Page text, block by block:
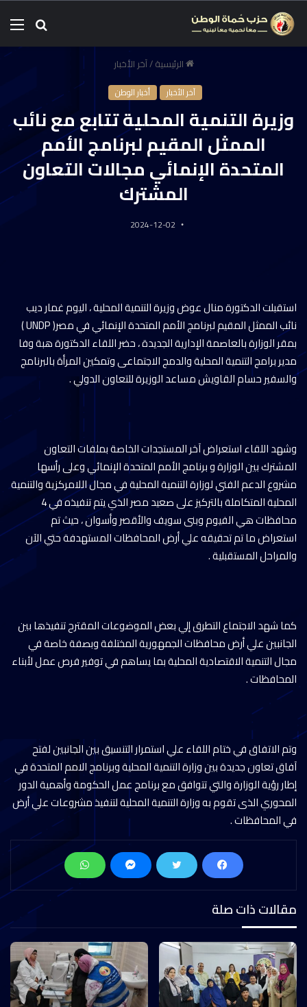
الرئيسية/آخر الأخبار
آخر الأخبار أخبار الوطن
وزيرة التنمية المحلية تتابع مع نائب
الممثل المقيم لبرنامج الأمم
المتحدة الإنمائي مجالات التعاون
المشترك
2024-12-02
استقبلت الدكتورة منال عوض وزيرة التنمية المحلية ، اليوم غمار ديب
نائب الممثل المقيم لبرنامج الأمم المتحدة الإنمائي في مصر( UNDP )
بمقر الوزارة بالعاصمة الإدارية الجديدة ، حضر اللقاء الدكتورة هبة وفا
مدير برامج التنمية المحلية والدمج الاجتماعى وتمكين المرأة بالبرنامج
والسفير حسام القاويش مساعد الوزيرة للتعاون الدولي .
وشهد اللقاء استعراض آخر المستجدات الخاصة بملفات التعاون
المشترك بين الوزارة و برنامج الأمم المتحدة الإنمائي وعلى رأسها
مشروع الدعم الفني لوزارة التنمية المحلية في مجال اللامركزية والتنمية
المحلية المتكاملة بالتركيز على صعيد مصر الذي يتم تنفيذه في 4
محافظات هي الفيوم وبنى سويف والأقصر وأسوان ، حيث تم
استعراض ما تم تحقيقه علي أرض المحافظات المستهدفة حتي الآن
والمراحل المستقبلية .
كما شهد الاجتماع التطرق إلي بعض الموضوعات المقترح تنفيذها بين
الجانبين علي أرض محافظات الجمهورية المختلفة وبصفة خاصة في
مجال التنمية الاقتصادية المحلية بما يساهم في توفير فرص عمل لأبناء
المحافظات .
وتم الاتفاق في ختام اللقاء علي استمرار التنسيق بين الجانبين لفتح
آفاق تعاون جديدة بين وزارة التنمية المحلية وبرنامج الامم المتحدة في
إطار رؤية الوزارة والتي تتوافق مع برنامج عمل الحكومة وأهمية الدور
المحوري الذى تقوم به وزارة التنمية المحلية لتنفيذ مشروعات علي أرض
في المحافظات .
مقالات ذات صلة